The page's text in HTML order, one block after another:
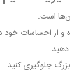
است.
و از احساسات خود
جلوگیری کنید.